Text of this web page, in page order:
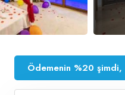
Ödemenin %20 şimdi,